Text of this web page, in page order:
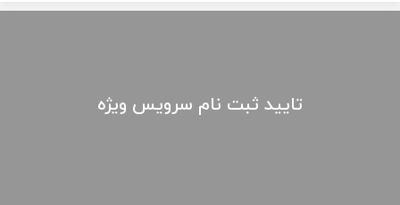
تایید ثبت نام سرویس ویژه